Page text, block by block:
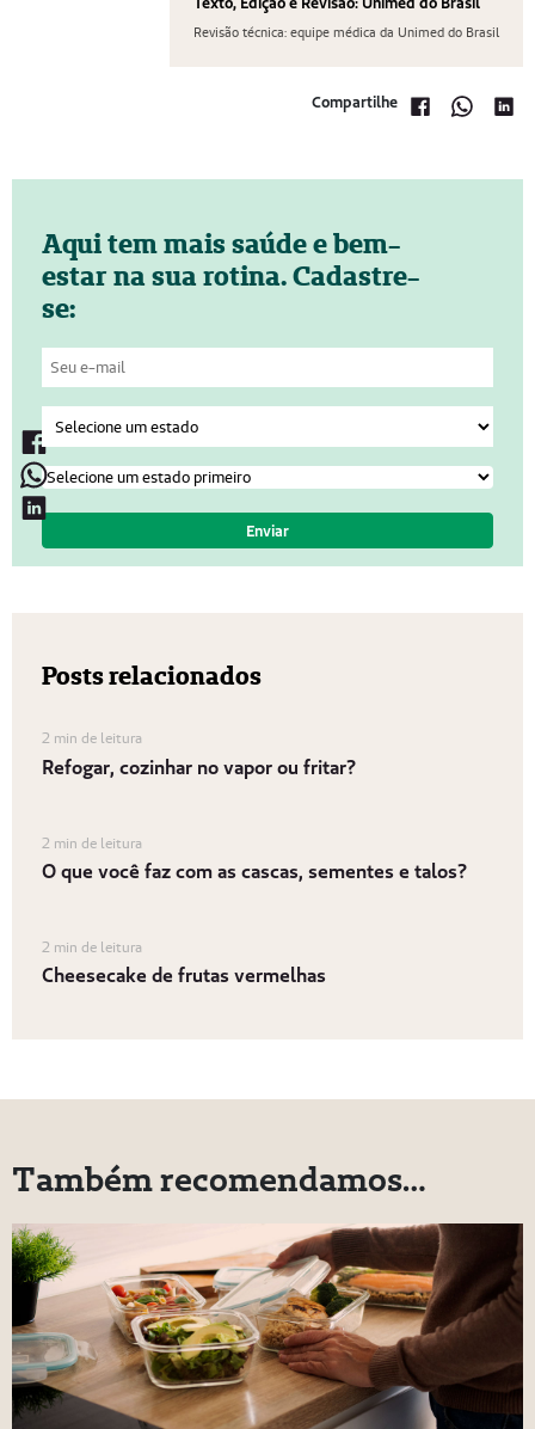
Revisão técnica: equipe médica da Unimed do Brasil
Compartilhe
Aqui tem mais saúde e bem-
estar na sua rotina. Cadastre-
se:
Posts relacionados
2 min de leitura
Refogar, cozinhar no vapor ou fritar?
2 min de leitura
O que você faz com as cascas, sementes e talos?
2 min de leitura
Cheesecake de frutas vermelhas
Também recomendamos…